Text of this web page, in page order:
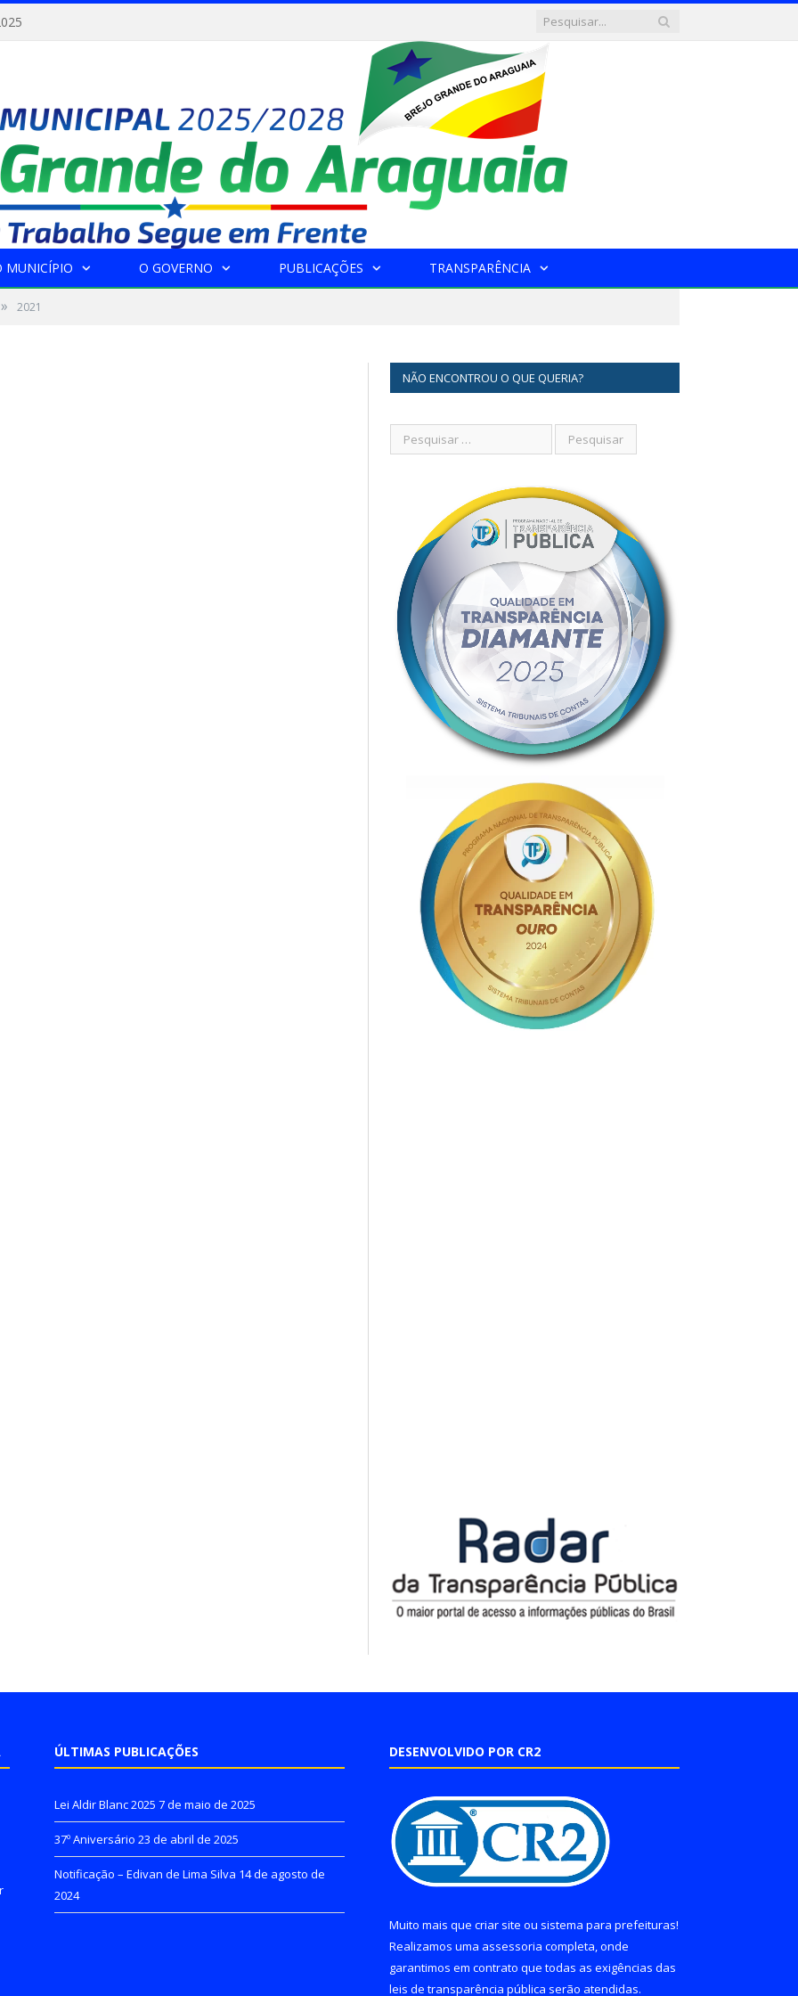
MUNICÍPIO O GOVERNO PUBLICAÇÕES TRANSPARÊNCIA
» 2021
NÃO ENCONTROU O QUE QUERIA?
ÚLTIMAS PUBLICAÇÕES
Lei Aldir Blanc 2025 7 de maio de 2025
37º Aniversário 23 de abril de 2025
Notificação – Edivan de Lima Silva 14 de agosto de
2024
DESENVOLVIDO POR CR2
Muito mais que criar site ou sistema para prefeituras!
Realizamos uma assessoria completa, onde
garantimos em contrato que todas as exigências das
leis de transparência pública serão atendidas.